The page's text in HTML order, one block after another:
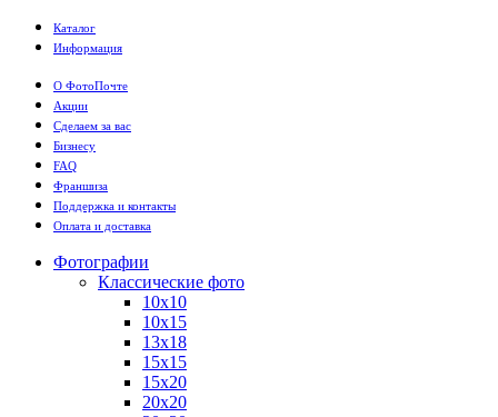
Каталог
Информация
О ФотоПочте
Акции
Сделаем за вас
Бизнесу
FAQ
Франшиза
Поддержка и контакты
Оплата и доставка
Фотографии
Классические фото
10х10
10х15
13х18
15х15
15х20
20х20